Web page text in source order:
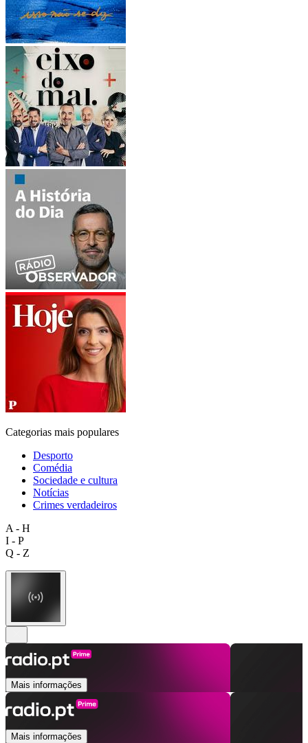
Categorias mais populares
Desporto
Comédia
Sociedade e cultura
Notícias
Crimes verdadeiros
A - H
I - P
Q - Z
Mais informações
Mais informações